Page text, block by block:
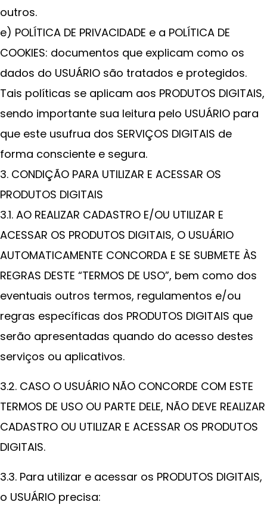
outros.
e) POLÍTICA DE PRIVACIDADE e a POLÍTICA DE
COOKIES: documentos que explicam como os
dados do USUÁRIO são tratados e protegidos.
Tais políticas se aplicam aos PRODUTOS DIGITAIS,
sendo importante sua leitura pelo USUÁRIO para
que este usufrua dos SERVIÇOS DIGITAIS de
forma consciente e segura.
3. CONDIÇÃO PARA UTILIZAR E ACESSAR OS
PRODUTOS DIGITAIS
3.1. AO REALIZAR CADASTRO E/OU UTILIZAR E
ACESSAR OS PRODUTOS DIGITAIS, O USUÁRIO
AUTOMATICAMENTE CONCORDA E SE SUBMETE ÀS
REGRAS DESTE “TERMOS DE USO”, bem como dos
eventuais outros termos, regulamentos e/ou
regras específicas dos PRODUTOS DIGITAIS que
serão apresentadas quando do acesso destes
serviços ou aplicativos.
3.2. CASO O USUÁRIO NÃO CONCORDE COM ESTE
TERMOS DE USO OU PARTE DELE, NÃO DEVE REALIZAR
CADASTRO OU UTILIZAR E ACESSAR OS PRODUTOS
DIGITAIS.
3.3. Para utilizar e acessar os PRODUTOS DIGITAIS,
o USUÁRIO precisa: